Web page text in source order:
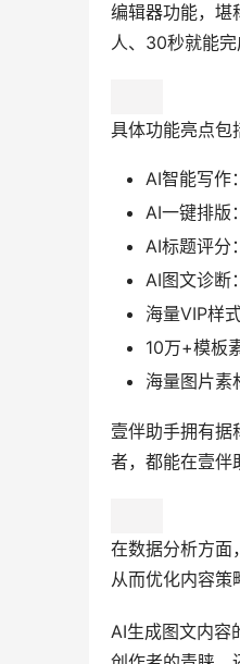
编辑器功能，
人、30秒就能完
AI智能写作